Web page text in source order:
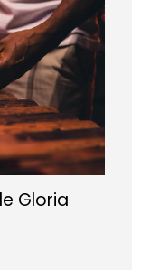
Gloria